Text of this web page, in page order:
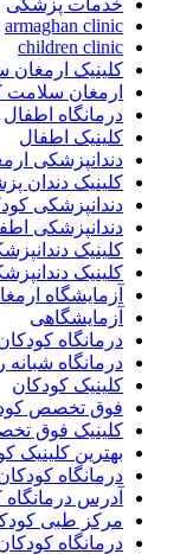
armaghan clinic
children clinic
کلینیک ارمغان
ارمغان سلامت
درمانگاه اطفال
کلینیک اطفال
دندانپزشکی
کلینیک دندان
دندانپزشکی
دندانپزشکی
کلینیک
کلینیک
آزمایشگاه
آزمایشگاهی
درمانگاه
درمانگاه
کلینیک کودکان
فوق تخصص
کلینیک فوق
بهترین کلینیک
درمانگاه
آدرس
مرکز طبی
درمانگاه